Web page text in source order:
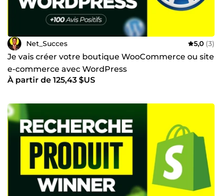
Net_Succes 5,0 (3)
Je vais créer votre boutique WooCommerce ou site
e-commerce avec WordPress
À partir de 125,43 $US